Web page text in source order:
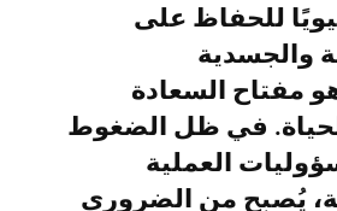
للحفاظ على
والجسدية
مفتاح السعادة
في ظل الضغوط
العملية
يُصبح من الضروري